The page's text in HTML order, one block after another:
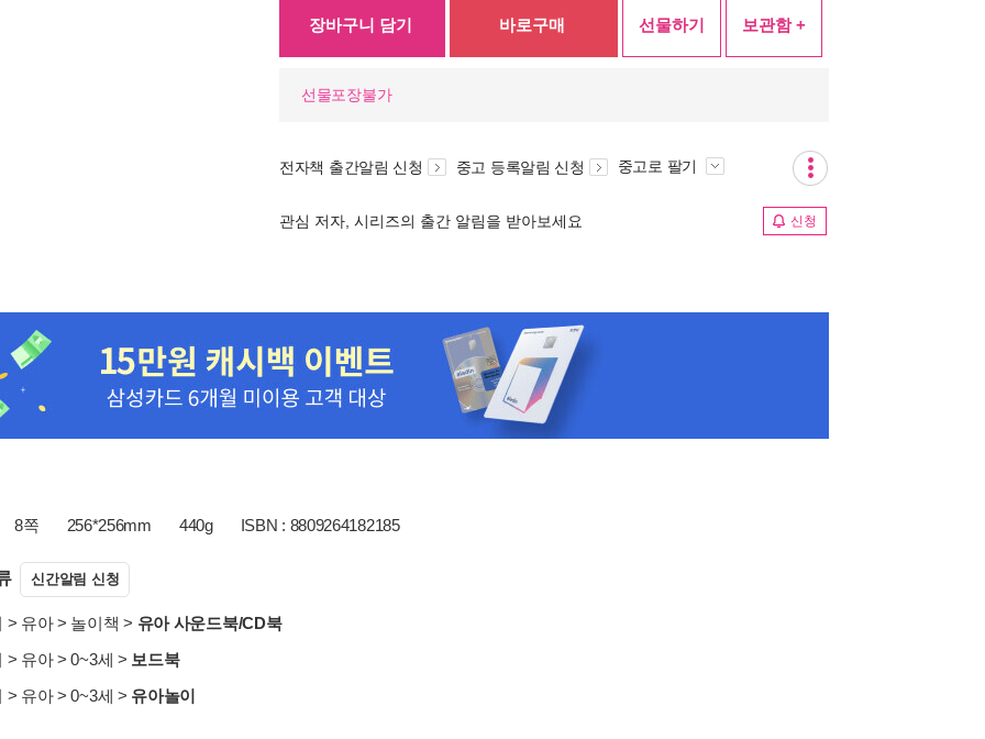
장바구니 담기 바로구매 선물하기 보관함 +
선물포장불가
전자책 출간알림 신청 중고 등록알림 신청 중고로 팔기
관심 저자, 시리즈의 출간 알림을 받아보세요 신청
8쪽 256*256mm 440g ISBN : 8809264182185
신간알림 신청
> 유아> 놀이책 > 유아 사운드북/CD북
> 유아>0~3세 > 보드북
> 유아>0~3세 > 유아놀이